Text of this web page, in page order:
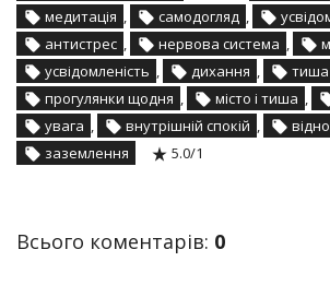
медитація , самодогляд ,
антистрес , нервова система ,
усвідомленість , дихання , тиша
прогулянки щодня , місто і тиша ,
увага , внутрішній спокій ,
заземлення
5.0/1
Всього коментарів: 0